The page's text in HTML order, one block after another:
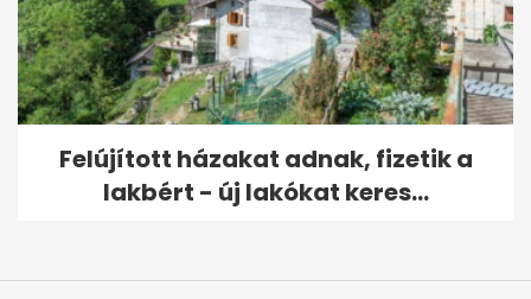
Felújított házakat adnak, fizetik a
lakbért - új lakókat keres...